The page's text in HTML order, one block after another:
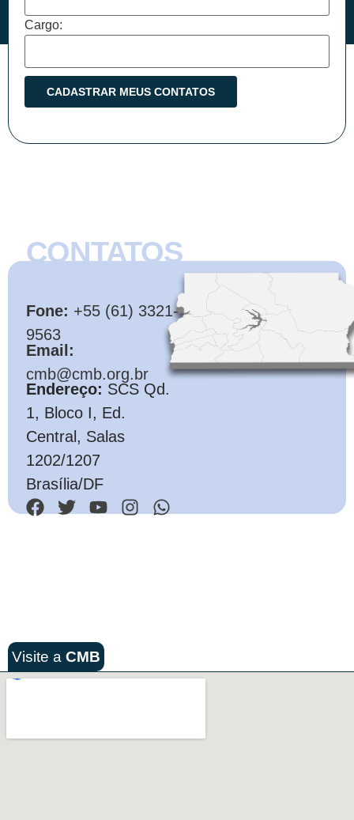
Cargo:
CONTATOS
Fone: +55 (61) 3321-
9563
Email:
cmb@cmb.org.br
Endereço: SCS Qd.
1, Bloco I, Ed.
Central, Salas
1202/1207
Brasília/DF
Visite a CMB